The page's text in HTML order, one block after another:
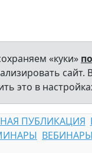
«куки»
сайт.
это в
ПУБЛИКАЦИЯ
ВЕБИНАРЫ